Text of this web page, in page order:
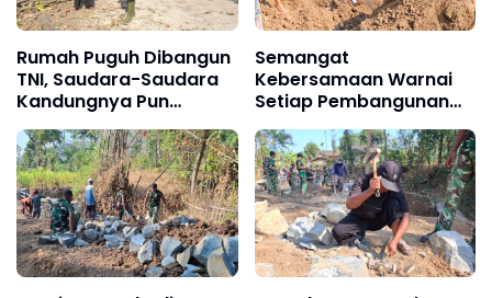
Rumah Puguh Dibangun
TNI, Saudara-Saudara
Kandungnya Pun
Mendukung
Semangat
Kebersamaan Warnai
Setiap Pembangunan
Sasaran Fisik TMMD Ke
129